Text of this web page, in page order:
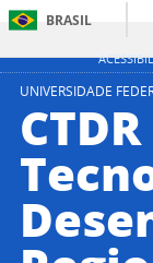
BRASIL
UNIVERSIDADE